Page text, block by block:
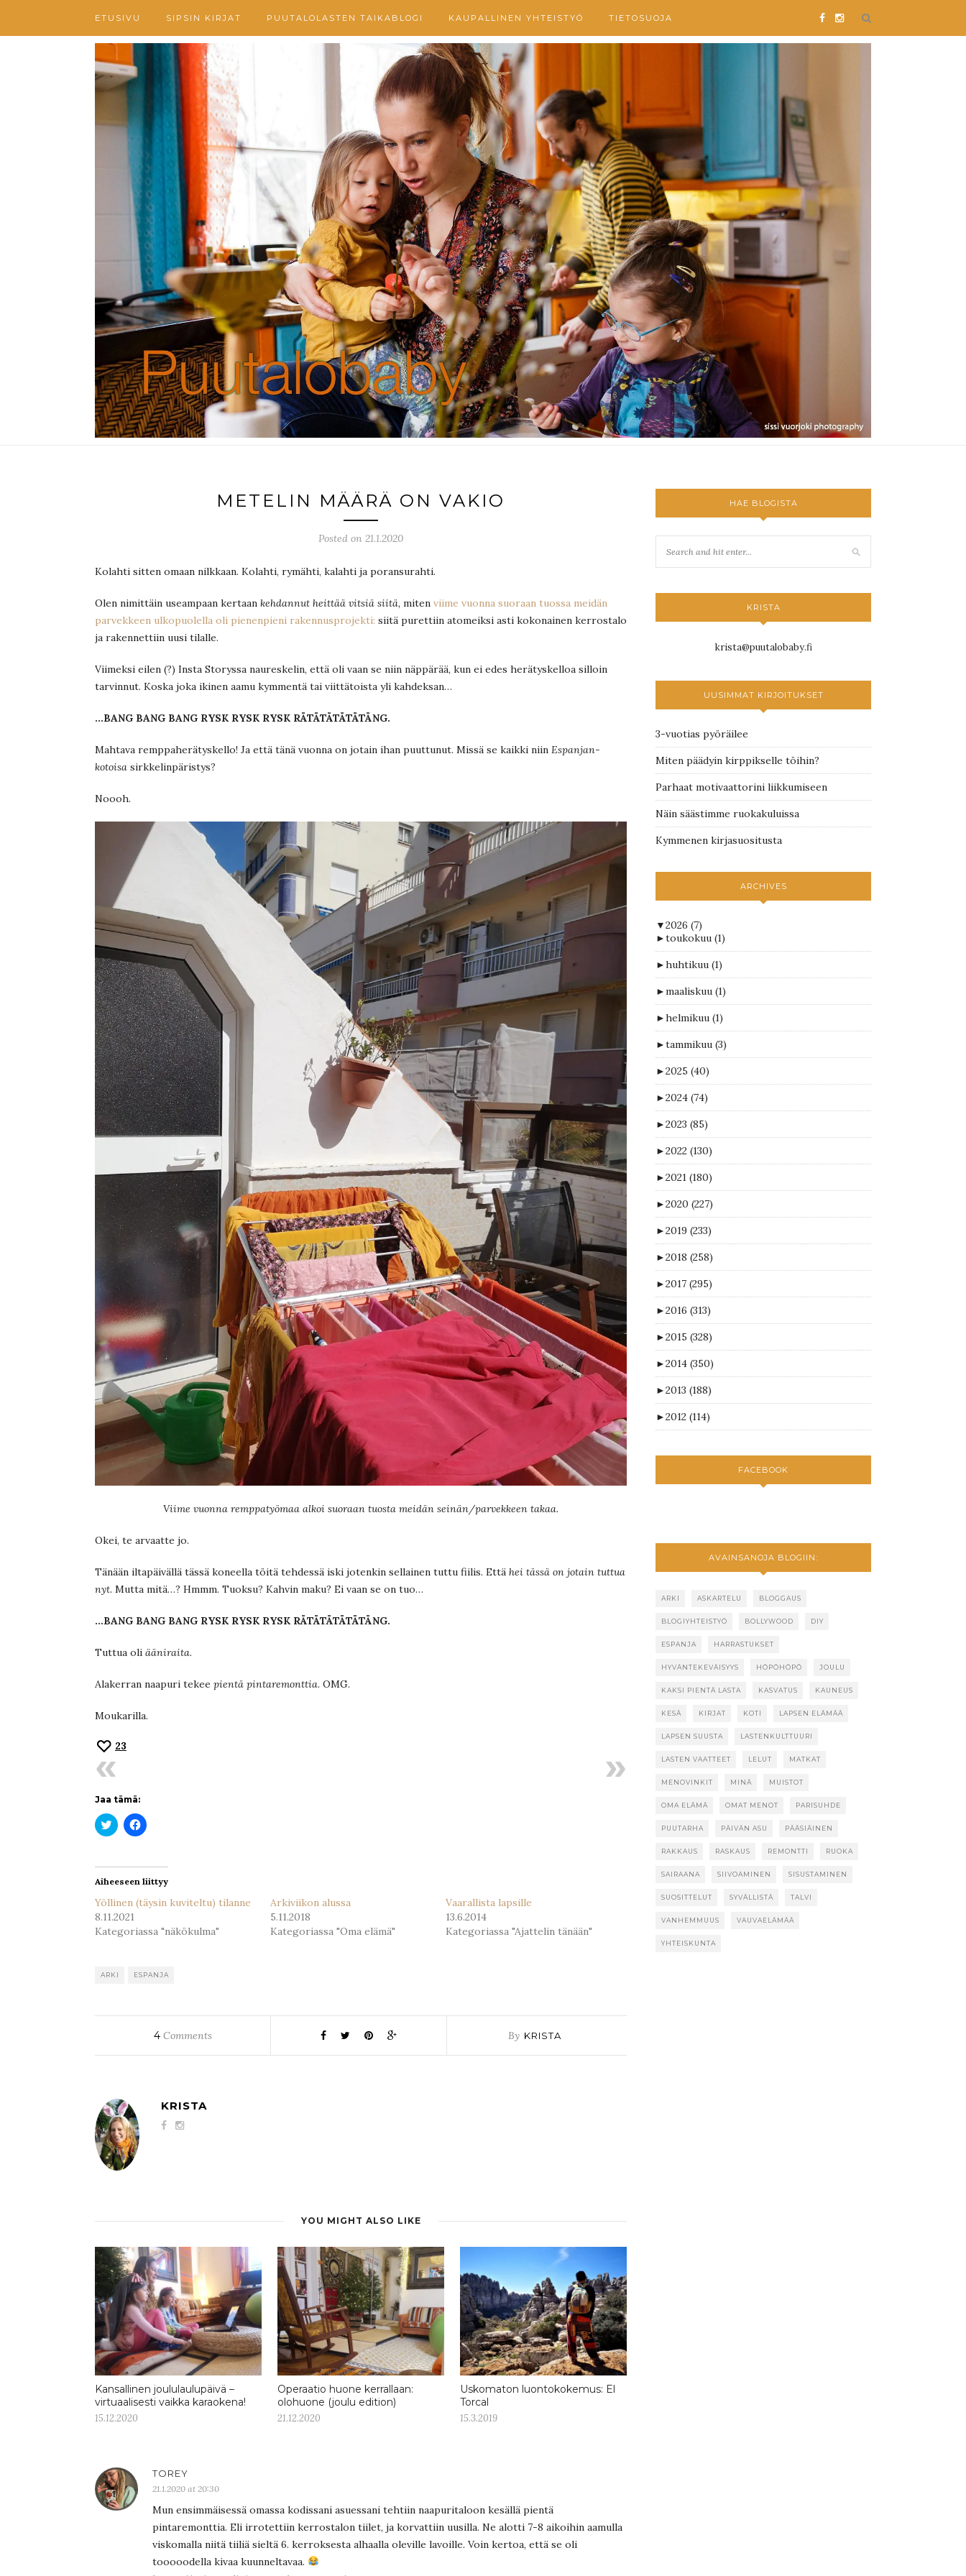
ETUSIVU SIPSIN KIRJAT PUUTALOLASTEN TAIKABLOGI KAUPALLINEN YHTEISTYÖ TIETOSUOJA
METELIN MÄÄRÄ ON VAKIO
Posted on 21.1.2020
Kolahti sitten omaan nilkkaan. Kolahti, rymähti, kalahti ja poransurahti.
Olen nimittäin useampaan kertaan kehdannut heittää vitsiä siitä, miten viime vuonna suoraan tuossa meidän
parvekkeen ulkopuolella oli pienenpieni rakennusprojekti: siitä purettiin atomeiksi asti kokonainen kerrostalo
ja rakennettiin uusi tilalle.
Viimeksi eilen (?) Insta Storyssa naureskelin, että oli vaan se niin näppärää, kun ei edes herätyskelloa silloin
tarvinnut. Koska joka ikinen aamu kymmentä tai viittätoista yli kahdeksan…
…BANG BANG BANG RYSK RYSK RYSK RÄTÄTÄTÄTÄTÄNG.
Mahtava remppaherätyskello! Ja että tänä vuonna on jotain ihan puuttunut. Missä se kaikki niin Espanjan-
kotoisa sirkkelinpäristys?
Noooh.
Viime vuonna remppatyömaa alkoi suoraan tuosta meidän seinän/parvekkeen takaa.
Okei, te arvaatte jo.
Tänään iltapäivällä tässä koneella töitä tehdessä iski jotenkin sellainen tuttu fiilis. Että hei tässä on jotain tuttua
nyt. Mutta mitä…? Hmmm. Tuoksu? Kahvin maku? Ei vaan se on tuo…
…BANG BANG BANG RYSK RYSK RYSK RÄTÄTÄTÄTÄTÄNG.
Tuttua oli ääniraita.
Alakerran naapuri tekee pientä pintaremonttia. OMG.
Moukarilla.
23
Jaa tämä:
Jaa
Twitterissä(Avautuu
Jaa
Facebookissa(Avautuu
Aiheeseen liittyy
Yöllinen (täysin kuviteltu) tilanne
8.11.2021
Kategoriassa "näkökulma"
Arkiviikon alussa
5.11.2018
Kategoriassa "Oma elämä"
Vaarallista lapsille
13.6.2014
Kategoriassa "Ajattelin tänään"
ARKI ESPANJA
4Comments By KRISTA
KRISTA
YOU MIGHT ALSO LIKE
Kansallinen joululaulupäivä –
virtuaalisesti vaikka karaokena!
15.12.2020
Operaatio huone kerrallaan:
olohuone (joulu edition)
21.12.2020
Uskomaton luontokokemus: El
Torcal
15.3.2019
TOREY
21.1.2020 at 20:30
Mun ensimmäisessä omassa kodissani asuessani tehtiin naapuritaloon kesällä pientä
pintaremonttia. Eli irrotettiin kerrostalon tiilet, ja korvattiin uusilla. Ne alotti 7-8 aikoihin aamulla
viskomalla niitä tiiliä sieltä 6. kerroksesta alhaalla oleville lavoille. Voin kertoa, että se oli
tooooodella kivaa kuunneltavaa.
HAE BLOGISTA
KRISTA
krista@puutalobaby.fi
UUSIMMAT KIRJOITUKSET
3-vuotias pyöräilee
Miten päädyin kirppikselle töihin?
Parhaat motivaattorini liikkumiseen
Näin säästimme ruokakuluissa
Kymmenen kirjasuositusta
ARCHIVES
▼2026 (7)
►toukokuu (1)
►huhtikuu (1)
►maaliskuu (1)
►helmikuu (1)
►tammikuu (3)
►2025 (40)
►2024 (74)
►2023 (85)
►2022 (130)
►2021 (180)
►2020 (227)
►2019 (233)
►2018 (258)
►2017 (295)
►2016 (313)
►2015 (328)
►2014 (350)
►2013 (188)
►2012 (114)
FACEBOOK
AVAINSANOJA BLOGIIN:
ARKI ASKARTELU BLOGGAUS
BLOGIYHTEISTYÖ BOLLYWOOD DIY
ESPANJA HARRASTUKSET
HYVÄNTEKEVÄISYYS HÖPÖHÖPÖ JOULU
KAKSI PIENTÄ LASTA KASVATUS KAUNEUS
KESÄ KIRJAT KOTI LAPSEN ELÄMÄÄ
LAPSEN SUUSTA LASTENKULTTUURI
LASTEN VAATTEET LELUT MATKAT
MENOVINKIT MINÄ MUISTOT
OMA ELÄMÄ OMAT MENOT PARISUHDE
PUUTARHA PÄIVÄN ASU PÄÄSIÄINEN
RAKKAUS RASKAUS REMONTTI RUOKA
SAIRAANA SIIVOAMINEN SISUSTAMINEN
SUOSITTELUT SYVÄLLISTÄ TALVI
VANHEMMUUS VAUVAELÄMÄÄ
YHTEISKUNTA